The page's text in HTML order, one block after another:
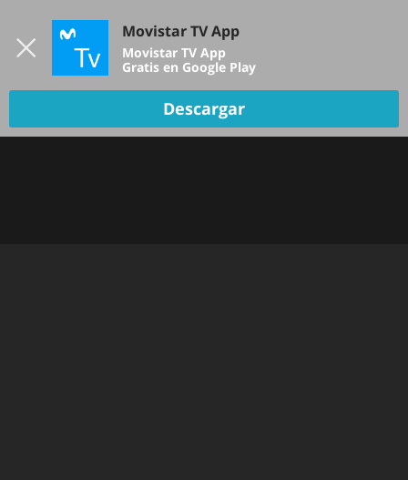
TV EN VIVO
Movistar TV App
Movistar TV App
Gratis en Google Play
Descargar